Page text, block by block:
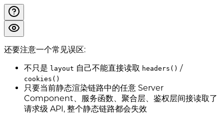
还要注意一个常见误区:
不只是 layout 自己不能直接读取 headers() /
cookies()
只要当前静态渲染链路中的任意 Server
Component、服务函数、聚合层、鉴权层间接读取了
请求级 API, 整个静态链路都会失效